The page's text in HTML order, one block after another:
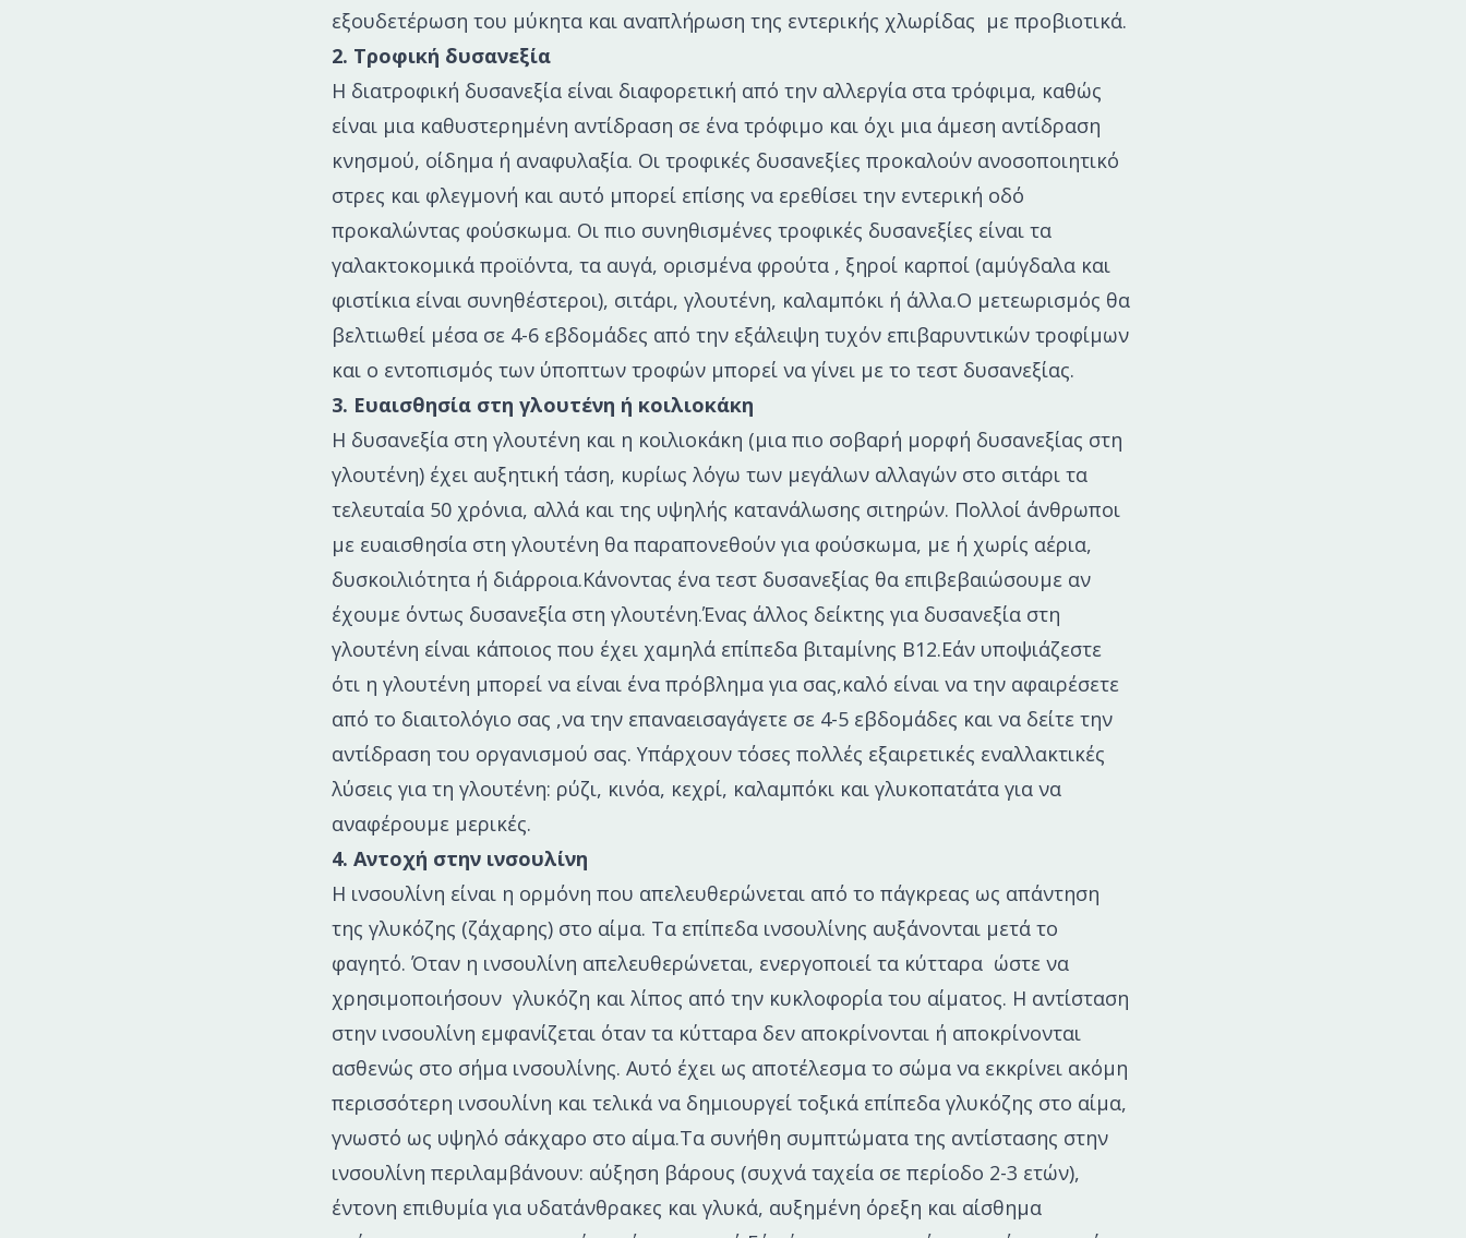
εξουδετέρωση του μύκητα και αναπλήρωση της εντερικής χλωρίδας με προβιοτικά.
2. Τροφική δυσανεξία
Η διατροφική δυσανεξία είναι διαφορετική από την αλλεργία στα τρόφιμα, καθώς
είναι μια καθυστερημένη αντίδραση σε ένα τρόφιμο και όχι μια άμεση αντίδραση
κνησμού, οίδημα ή αναφυλαξία. Οι τροφικές δυσανεξίες προκαλούν ανοσοποιητικό
στρες και φλεγμονή και αυτό μπορεί επίσης να ερεθίσει την εντερική οδό
προκαλώντας φούσκωμα. Οι πιο συνηθισμένες τροφικές δυσανεξίες είναι τα
γαλακτοκομικά προϊόντα, τα αυγά, ορισμένα φρούτα , ξηροί καρποί (αμύγδαλα και
φιστίκια είναι συνηθέστεροι), σιτάρι, γλουτένη, καλαμπόκι ή άλλα.Ο μετεωρισμός θα
βελτιωθεί μέσα σε 4-6 εβδομάδες από την εξάλειψη τυχόν επιβαρυντικών τροφίμων
και ο εντοπισμός των ύποπτων τροφών μπορεί να γίνει με το τεστ δυσανεξίας.
3. Ευαισθησία στη γλουτένη ή κοιλιοκάκη
Η δυσανεξία στη γλουτένη και η κοιλιοκάκη (μια πιο σοβαρή μορφή δυσανεξίας στη
γλουτένη) έχει αυξητική τάση, κυρίως λόγω των μεγάλων αλλαγών στο σιτάρι τα
τελευταία 50 χρόνια, αλλά και της υψηλής κατανάλωσης σιτηρών. Πολλοί άνθρωποι
με ευαισθησία στη γλουτένη θα παραπονεθούν για φούσκωμα, με ή χωρίς αέρια,
δυσκοιλιότητα ή διάρροια.Κάνοντας ένα τεστ δυσανεξίας θα επιβεβαιώσουμε αν
έχουμε όντως δυσανεξία στη γλουτένη.Ένας άλλος δείκτης για δυσανεξία στη
γλουτένη είναι κάποιος που έχει χαμηλά επίπεδα βιταμίνης Β12.Εάν υποψιάζεστε
ότι η γλουτένη μπορεί να είναι ένα πρόβλημα για σας,καλό είναι να την αφαιρέσετε
από το διαιτολόγιο σας ,να την επαναεισαγάγετε σε 4-5 εβδομάδες και να δείτε την
αντίδραση του οργανισμού σας. Υπάρχουν τόσες πολλές εξαιρετικές εναλλακτικές
λύσεις για τη γλουτένη: ρύζι, κινόα, κεχρί, καλαμπόκι και γλυκοπατάτα για να
αναφέρουμε μερικές.
4. Αντοχή στην ινσουλίνη
Η ινσουλίνη είναι η ορμόνη που απελευθερώνεται από το πάγκρεας ως απάντηση
της γλυκόζης (ζάχαρης) στο αίμα. Τα επίπεδα ινσουλίνης αυξάνονται μετά το
φαγητό. Όταν η ινσουλίνη απελευθερώνεται, ενεργοποιεί τα κύτταρα ώστε να
χρησιμοποιήσουν γλυκόζη και λίπος από την κυκλοφορία του αίματος. Η αντίσταση
στην ινσουλίνη εμφανίζεται όταν τα κύτταρα δεν αποκρίνονται ή αποκρίνονται
ασθενώς στο σήμα ινσουλίνης. Αυτό έχει ως αποτέλεσμα το σώμα να εκκρίνει ακόμη
περισσότερη ινσουλίνη και τελικά να δημιουργεί τοξικά επίπεδα γλυκόζης στο αίμα,
γνωστό ως υψηλό σάκχαρο στο αίμα.Τα συνήθη συμπτώματα της αντίστασης στην
ινσουλίνη περιλαμβάνουν: αύξηση βάρους (συχνά ταχεία σε περίοδο 2-3 ετών),
έντονη επιθυμία για υδατάνθρακες και γλυκά, αυξημένη όρεξη και αίσθημα